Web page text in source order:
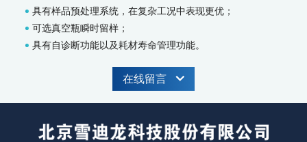
MODEL 9840-总磷水质在线自动监测仪
MODEL 9850-总氮水质在线自动监测仪
MODEL 2000-pH-水质在线自动监测仪
MODEL 9880-水质生物综合毒性在线监测仪
智慧监测监管平台
具有样品预处理系统，在复杂工况中表现更优；
可选真空瓶瞬时留样；
具有自诊断功能以及耗材寿命管理功能。
在线留言